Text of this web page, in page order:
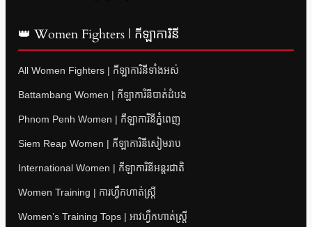
👑 Women Fighters | កីឡាការិនី
All Women Fighters | កីឡាការិនីទាំងអស់
Battambang Women | កីឡាការិនីបាត់ដំបង
Phnom Penh Women | កីឡាការិនីភ្នំពេញ
Siem Reap Women | កីឡាការិនីសៀមរាប
International Women | កីឡាការិនីអន្តរជាតិ
Women Training | ការហ្វឹកហាត់ស្ត្រី
Women’s Training Tops | អាវហ្វឹកហាត់ស្ត្រី